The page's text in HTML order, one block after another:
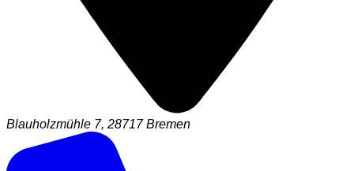
Blauholzmühle 7, 28717 Bremen